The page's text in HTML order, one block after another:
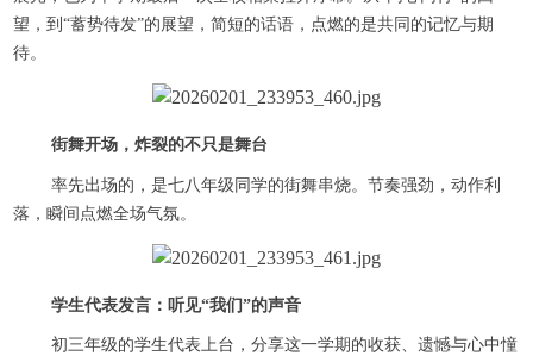
望，到“蓄势待发”的展望，简短的话语，点燃的是共同的记忆与期
待。
街舞开场，炸裂的不只是舞台
率先出场的，是七八年级同学的街舞串烧。节奏强劲，动作利
落，瞬间点燃全场气氛。
学生代表发言：听见“我们”的声音
初三年级的学生代表上台，分享这一学期的收获、遗憾与心中憧